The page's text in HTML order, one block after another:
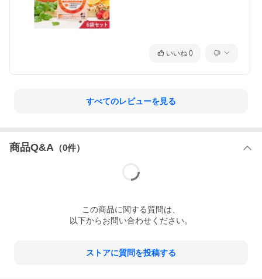
いいね 0
すべてのレビューを見る
商品Q&A （0件）
この商品に関する質問は、
以下からお問い合わせください。
ストアに質問を投稿する